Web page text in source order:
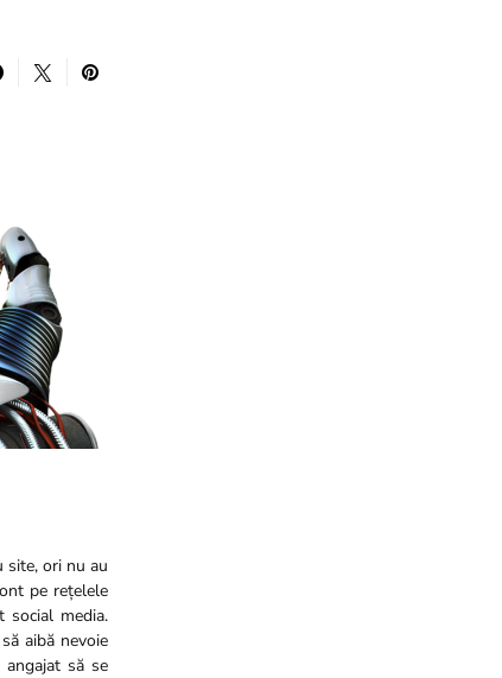
site, ori nu au
pe rețelele
media.
aibă nevoie
să se